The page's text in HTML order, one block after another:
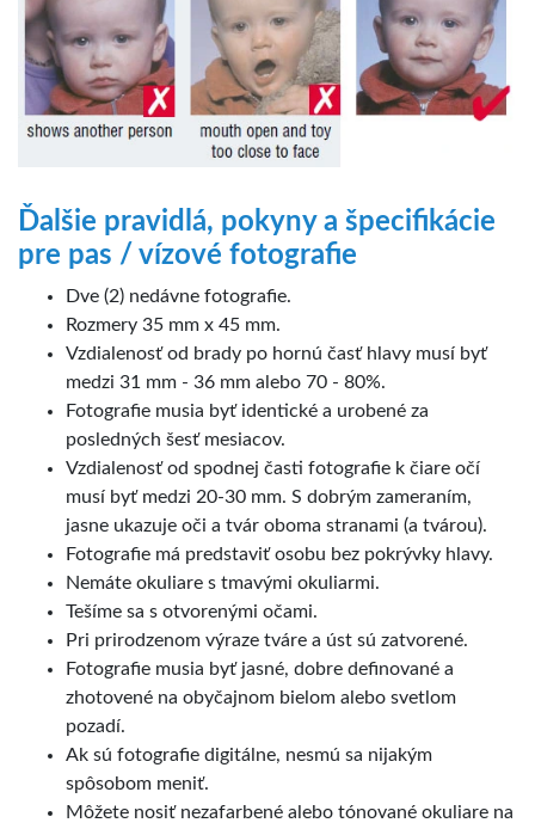
Ďalšie pravidlá, pokyny a špecifikácie
pre pas / vízové fotografie
Dve (2) nedávne fotografie.
Rozmery 35 mm x 45 mm.
Vzdialenosť od brady po hornú časť hlavy musí byť
medzi 31 mm - 36 mm alebo 70 - 80%.
Fotografie musia byť identické a urobené za
posledných šesť mesiacov.
Vzdialenosť od spodnej časti fotografie k čiare očí
musí byť medzi 20-30 mm. S dobrým zameraním,
jasne ukazuje oči a tvár oboma stranami (a tvárou).
Fotografie má predstaviť osobu bez pokrývky hlavy.
Nemáte okuliare s tmavými okuliarmi.
Tešíme sa s otvorenými očami.
Pri prirodzenom výraze tváre a úst sú zatvorené.
Fotografie musia byť jasné, dobre definované a
zhotovené na obyčajnom bielom alebo svetlom
pozadí.
Ak sú fotografie digitálne, nesmú sa nijakým
spôsobom meniť.
Môžete nosiť nezafarbené alebo tónované okuliare na